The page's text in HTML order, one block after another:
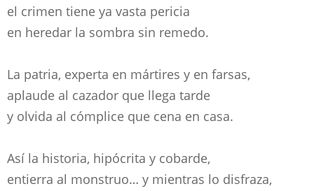
el crimen tiene ya vasta pericia
en heredar la sombra sin remedo.
La patria, experta en mártires y en farsas,
aplaude al cazador que llega tarde
y olvida al cómplice que cena en casa.
Así la historia, hipócrita y cobarde,
entierra al monstruo… y mientras lo disfraza,